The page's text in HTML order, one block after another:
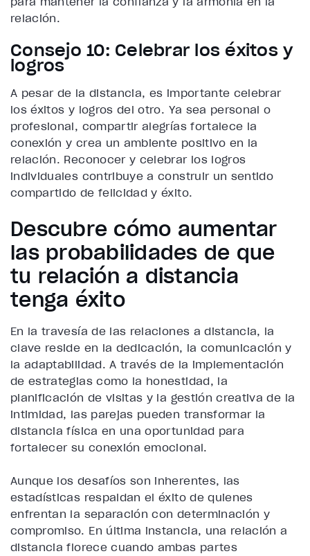
relación.
Consejo 10: Celebrar los éxitos y
logros
A pesar de la distancia, es importante celebrar
los éxitos y logros del otro. Ya sea personal o
profesional, compartir alegrías fortalece la
conexión y crea un ambiente positivo en la
relación. Reconocer y celebrar los logros
individuales contribuye a construir un sentido
compartido de felicidad y éxito.
Descubre cómo aumentar
las probabilidades de que
tu relación a distancia
tenga éxito
En la travesía de las relaciones a distancia, la
clave reside en la dedicación, la comunicación y
la adaptabilidad. A través de la implementación
de estrategias como la honestidad, la
planificación de visitas y la gestión creativa de la
intimidad, las parejas pueden transformar la
distancia física en una oportunidad para
fortalecer su conexión emocional.
Aunque los desafíos son inherentes, las
estadísticas respaldan el éxito de quienes
enfrentan la separación con determinación y
compromiso. En última instancia, una relación a
distancia florece cuando ambas partes